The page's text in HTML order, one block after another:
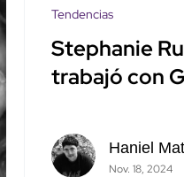
Tendencias
Stephanie
trabajó con
Haniel
Nov. 18, 2024